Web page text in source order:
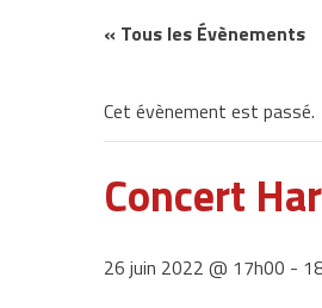
« Tous les Évènements
Cet évènement est passé.
Concert
26 juin 2022 @ 17h00 -